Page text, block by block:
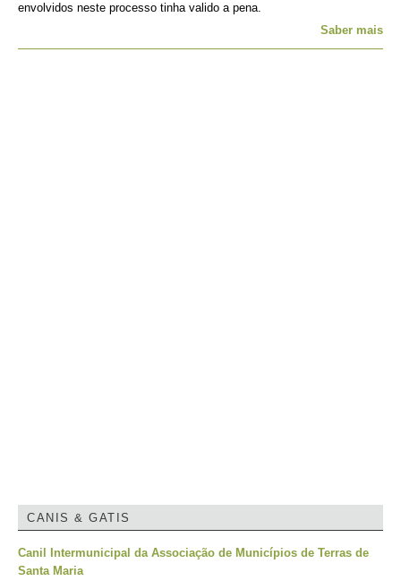
envolvidos neste processo tinha valido a pena.
Saber mais
CANIS & GATIS
Canil Intermunicipal da Associação de Municípios de Terras de
Santa Maria